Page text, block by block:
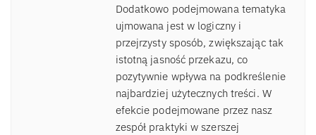
Dodatkowo podejmowana tematyka
ujmowana jest w logiczny i
przejrzysty sposób, zwiększając tak
istotną jasność przekazu, co
pozytywnie wpływa na podkreślenie
najbardziej użytecznych treści. W
efekcie podejmowane przez nasz
zespół praktyki w szerszej